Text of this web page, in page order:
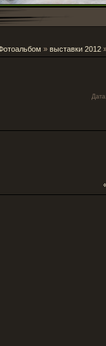
» выставки 2012
Дата